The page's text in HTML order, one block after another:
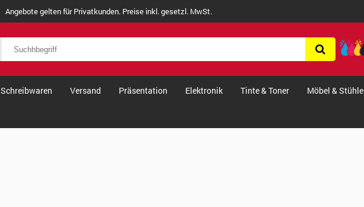
Angebote gelten für Privatkunden. Preise inkl. gesetzl. MwSt.
Schreibwaren Versand Präsentation Elektronik Tinte & Toner Möbel & Stühle